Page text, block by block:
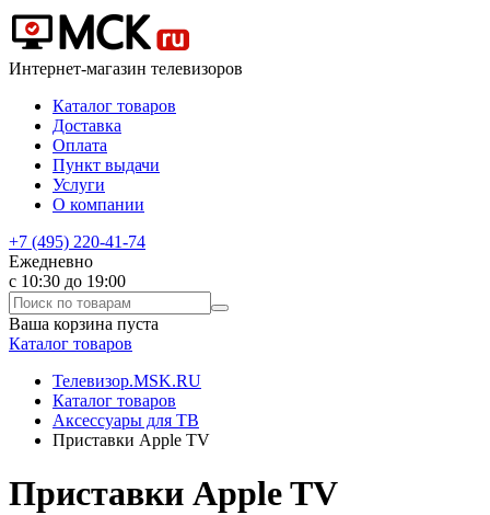
Интернет-магазин телевизоров
Каталог товаров
Доставка
Оплата
Пункт выдачи
Услуги
О компании
+7 (495) 220-41-74
Ежедневно
с 10:30 до 19:00
Ваша корзина пуста
Каталог товаров
Телевизор.MSK.RU
Каталог товаров
Аксессуары для ТВ
Приставки Apple TV
Приставки Apple TV